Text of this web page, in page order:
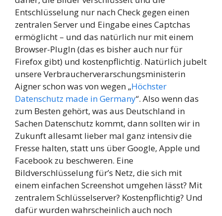
Entschlüsselung nur nach Check gegen einen
zentralen Server und Eingabe eines Captchas
ermöglicht – und das natürlich nur mit einem
Browser-PlugIn (das es bisher auch nur für
Firefox gibt) und kostenpflichtig. Natürlich jubelt
unsere Verbraucherverarschungsministerin
Aigner schon was von wegen „Höchster
Datenschutz made in Germany“. Also wenn das
zum Besten gehört, was aus Deutschland in
Sachen Datenschutz kommt, dann sollten wir in
Zukunft allesamt lieber mal ganz intensiv die
Fresse halten, statt uns über Google, Apple und
Facebook zu beschweren. Eine
Bildverschlüsselung für’s Netz, die sich mit
einem einfachen Screenshot umgehen lässt? Mit
zentralem Schlüsselserver? Kostenpflichtig? Und
dafür wurden wahrscheinlich auch noch